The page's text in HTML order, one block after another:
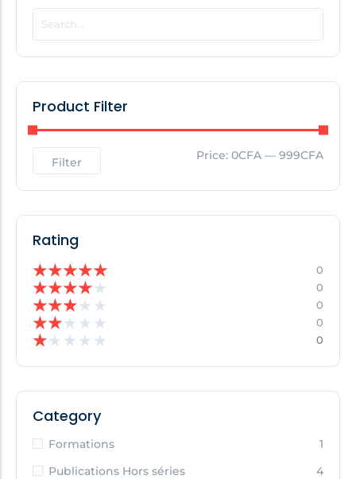
POPULAR THIS WEEK
No Posts Found!
No Posts Found!
Product Filter
Filter Price: 0CFA — 999CFA
Rating
★★★★★ 0
★★★★★ 0
★★★★ ★ 0
★★★ ★ ★ 0
★★ ★ ★ ★ 0
Category
Formations
1
Publications Hors séries
4